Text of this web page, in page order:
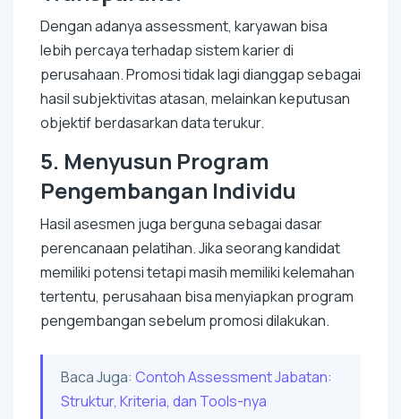
Dengan adanya assessment, karyawan bisa
lebih percaya terhadap sistem karier di
perusahaan. Promosi tidak lagi dianggap sebagai
hasil subjektivitas atasan, melainkan keputusan
objektif berdasarkan data terukur.
5. Menyusun Program
Pengembangan Individu
Hasil asesmen juga berguna sebagai dasar
perencanaan pelatihan. Jika seorang kandidat
memiliki potensi tetapi masih memiliki kelemahan
tertentu, perusahaan bisa menyiapkan program
pengembangan sebelum promosi dilakukan.
Baca Juga: Contoh Assessment Jabatan:
Struktur, Kriteria, dan Tools-nya